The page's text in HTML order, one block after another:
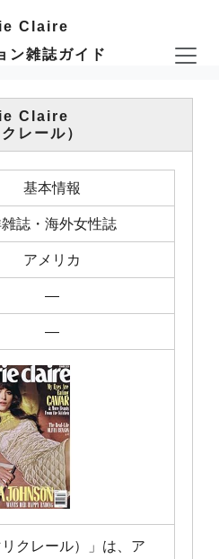
Claire
ン雑誌ガイド
Claire
クレール）
基本情報
誌・海外女性誌
アメリカ
―
―
リクレール）」は、ア